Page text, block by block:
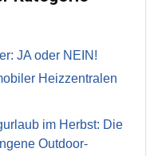
JA oder NEIN!
Heizzentralen
im Herbst: Die
Outdoor-